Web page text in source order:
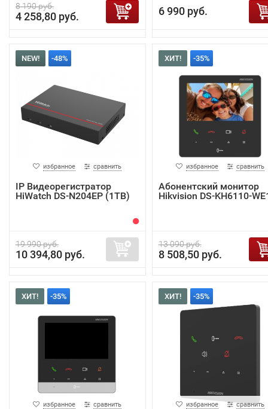
8 190 руб.
4 258,80 руб. 6 990 руб.
NEW! -48%
избранное сравнить
IP Видеорегистратор
HiWatch DS-N204EP (1TB)
19 990 руб.
10 394,80 руб.
ХИТ! -35%
избранное сравнить
Абонентский монитор
Hikvision DS-KH6110-
13 090 руб.
8 508,50 руб.
ХИТ! -35%
избранное сравнить
ХИТ! -35%
избранное сравнить